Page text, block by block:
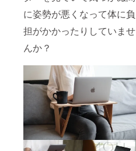
に姿勢が悪くなって体に負
担がかかったりしていませ
んか？